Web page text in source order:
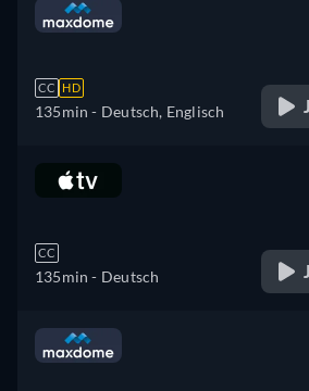
CC HD
135min - Deutsch, Englisch
CC
135min - Deutsch